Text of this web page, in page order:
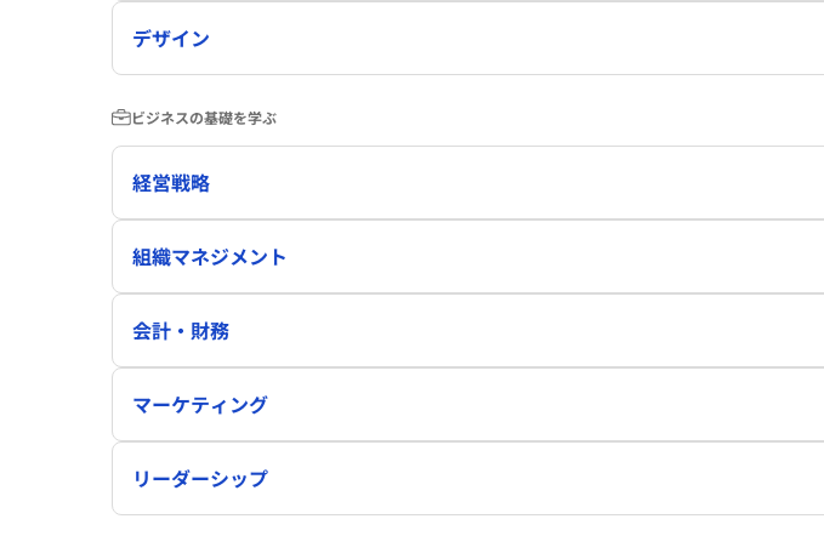
デザイン
ビジネスの基礎を学ぶ
経営戦略
組織マネジメント
会計・財務
マーケティング
リーダーシップ